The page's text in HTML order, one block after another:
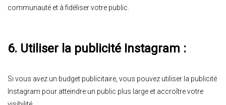
communauté et à fidéliser votre public.
6. Utiliser la publicité Instagram :
Si vous avez un budget publicitaire, vous pouvez utiliser la publicité
Instagram pour atteindre un public plus large et accroître votre